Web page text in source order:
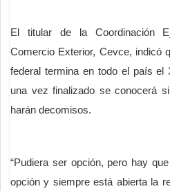
El titular de la Coordinación
Comercio Exterior, Cevce, indicó
federal termina en todo el país el
una vez finalizado se conocerá
harán decomisos.
“Pudiera ser opción, pero hay
opción y siempre está abierta la